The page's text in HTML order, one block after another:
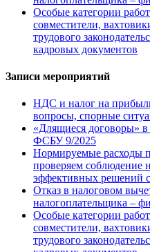
Особые категории
совместители,
трудового
кадровых документов
Записи мероприятий
НДС и налог на
вопросы, спорные
«Длящиеся договоры» в
ФСБУ 9/2025
Нормируемые расходы
проверяем соблюдение
эффективных решений
Отказ в налоговом
налогоплательщика –
Особые категории
совместители,
трудового